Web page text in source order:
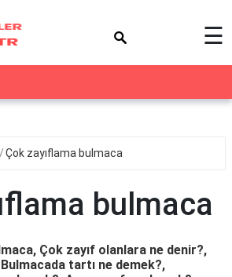
☰
Çok zayıflama bulmaca
bulmaca
Çok zayıf olanlara ne denir?,
Bulmacada tartı ne demek?,